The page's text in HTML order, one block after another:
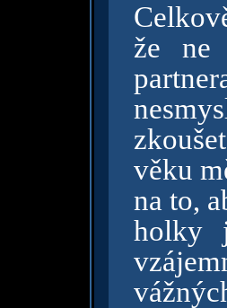
že ne
věku
na to,
holky